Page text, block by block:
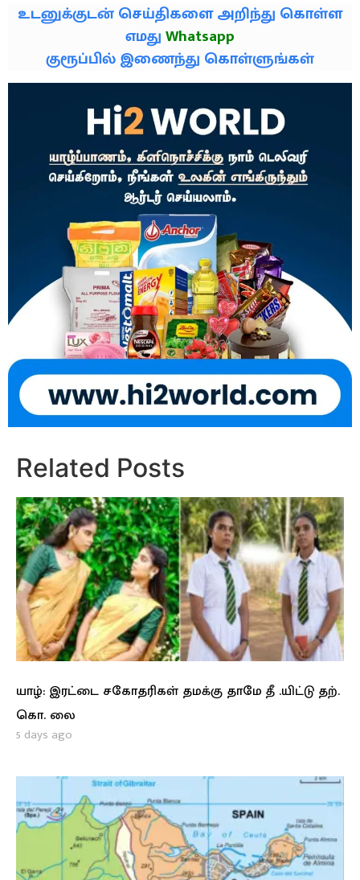
உடனுக்குடன் செய்திகளை அறிந்து கொள்ள
எமதுWhatsapp
குரூப்பில் இணைந்து கொள்ளுங்கள்
Related Posts
யாழ்: இரட்டை சகோதரிகள் தமக்கு தாமே தீ .யிட்டு தற்.
கொ. லை
5 days ago